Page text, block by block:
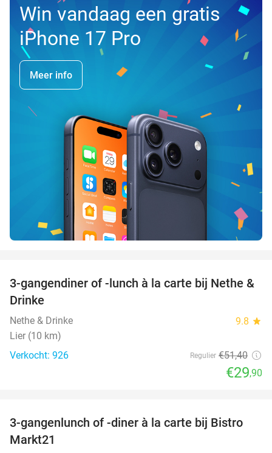
Win vandaag een gratis
iPhone 17 Pro
Meer info
42%
3-gangendiner of -lunch à la carte bij Nethe &
Drinke
Nethe & Drinke 9.8 star
Lier (10 km)
Verkocht: 926
Regulier €51,40
€29,90
46%
3-gangenlunch of -diner à la carte bij Bistro
Markt21